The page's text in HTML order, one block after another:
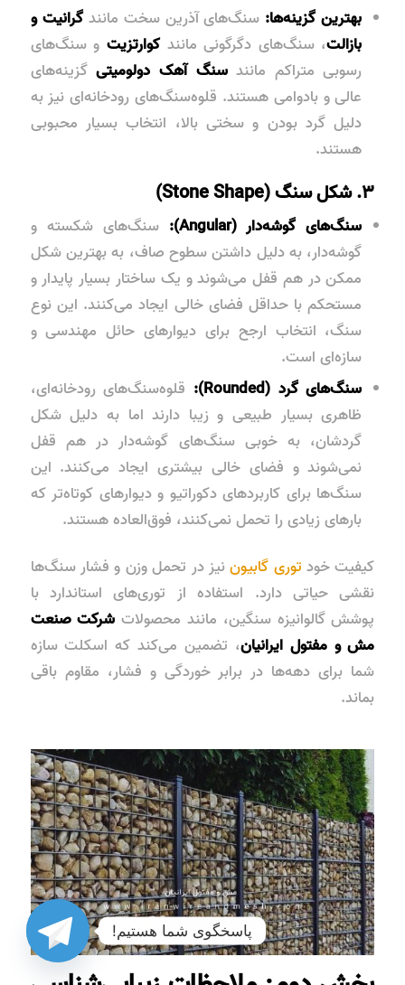
بهترین گزینه‌ها: سنگ‌های آذرین سخت مانندگرانیت و
بازالت، سنگ‌های دگرگونی مانندکوارتزیت و سنگ‌های
رسوبی متراکم مانندسنگ آهک دولومیتیگزینه‌های
عالی و بادوامی هستند. قلوه‌سنگ‌های رودخانه‌ای نیز به
دلیل گرد بودن و سختی بالا، انتخاب بسیار محبوبی
هستند.
۳. شکل سنگ (Stone Shape)
سنگ‌های گوشه‌دار (Angular):
سنگ‌های شکسته و
گوشه‌دار، به دلیل داشتن سطوح صاف، به بهترین شکل
ممکن در هم قفل می‌شوند و یک ساختار بسیار پایدار و
مستحکم با حداقل فضای خالی ایجاد می‌کنند. این نوع
سنگ، انتخاب ارجح برای دیوارهای حائل مهندسی و
سازه‌ای است.
سنگ‌های گرد (Rounded):
قلوه‌سنگ‌های رودخانه‌ای،
ظاهری بسیار طبیعی و زیبا دارند اما به دلیل شکل
گردشان، به خوبی سنگ‌های گوشه‌دار در هم قفل
نمی‌شوند و فضای خالی بیشتری ایجاد می‌کنند. این
سنگ‌ها برای کاربردهای دکوراتیو و دیوارهای کوتاه‌تر که
بارهای زیادی را تحمل نمی‌کنند، فوق‌العاده هستند.
کیفیت خود توری گابیوننیز در تحمل وزن و فشار سنگ‌ها
نقشی حیاتی دارد. استفاده از توری‌های استاندارد با
پوشش گالوانیزه سنگین، مانند محصولات شرکت صنعت
مش و مفتول ایرانیان، تضمین می‌کند که اسکلت سازه
شما برای دهه‌ها در برابر خوردگی و فشار، مقاوم باقی
بماند.
پاسخگوی شما هستیم!